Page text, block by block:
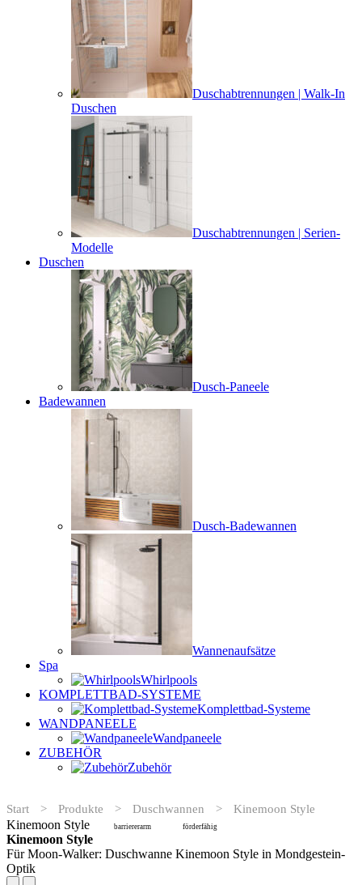
Duschabtrennungen | Walk-In
Duschen
Duschabtrennungen | Serien-
Modelle
Duschen
Dusch-Paneele
Badewannen
Dusch-Badewannen
Wannenaufsätze
Spa
Whirlpools
KOMPLETTBAD-SYSTEME
Komplettbad-Systeme
WANDPANEELE
Wandpaneele
ZUBEHÖR
Zubehör
Start > Produkte > Duschwannen > Kinemoon Style
Kinemoon Style barriererarm förderfähig
Kinemoon Style
Für Moon-Walker: Duschwanne Kinemoon Style in Mondgestein-
Optik